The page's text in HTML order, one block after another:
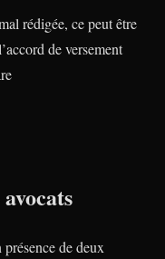
rédigée, ce peut être
de versement
de deux